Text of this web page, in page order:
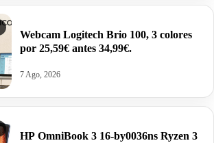
Webcam Logitech Brio 100, 3 colores
por 25,59€ antes 34,99€.
7 Ago, 2026
HP OmniBook 3 16-by0036ns Ryzen 3